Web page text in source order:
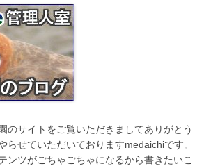
のサイトをご覧いただきましてありがとう
らせていただいておりますmedaichiです。
ンツがごちゃごちゃになるから書きたいこ